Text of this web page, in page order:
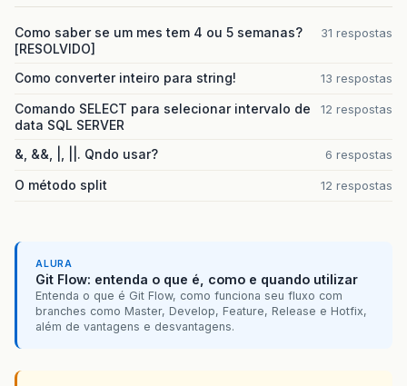
Como saber se um mes tem 4 ou 5 semanas?
[RESOLVIDO]
31 respostas
Como converter inteiro para string! 13 respostas
Comando SELECT para selecionar intervalo de
data SQL SERVER
12 respostas
&, &&, |, ||. Qndo usar? 6 respostas
O método split 12 respostas
ALURA
Git Flow: entenda o que é, como e quando utilizar
Entenda o que é Git Flow, como funciona seu fluxo com
branches como Master, Develop, Feature, Release e Hotfix,
além de vantagens e desvantagens.